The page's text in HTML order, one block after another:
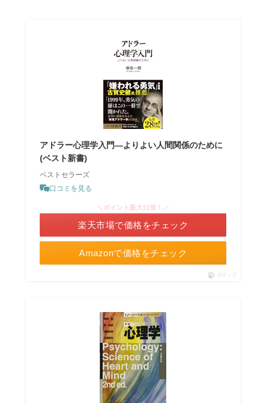
アドラー心理学入門―よりよい人間関係のために
(ベスト新書)
ベストセラーズ
口コミを見る
Amazonで価格をチェック
＼ポイント最大11倍！／
楽天市場で価格をチェック
ポチップ